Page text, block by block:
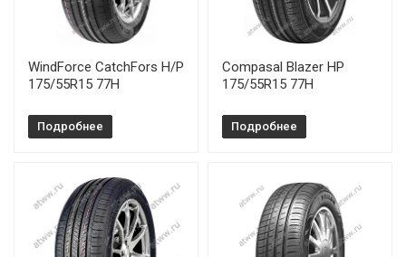
WindForce CatchFors H/P
175/55R15 77H
Подробнее
Compasal Blazer HP
175/55R15 77H
Подробнее